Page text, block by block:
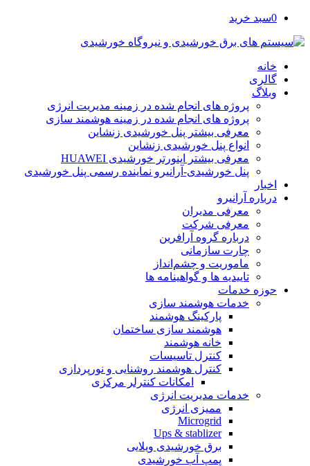
0سبد خرید
خانه
گالری
وبلاگ
پروژه های انجام شده در زمینه مدیریت انرژی
پروژه های انجام شده در زمینه هوشمند سازی
معرفی بیشتر پنل خورشیدی زنشاین
انواع پنل خورشیدی زنشاین
معرفی بیشتر اینورتر خورشیدی HUAWEI
پنل خورشیدی-آرانیرو نماینده رسمی پنل خورشیدی
اخبار
درباره آرانیرو
معرفی مدیران
معرفی شرکت
درباره گروه آرافرین
چارت سازمانی
ماموریت و چشم‌انداز
تاییدیه ها و گواهینامه ها
حوزه خدمات
خدمات هوشمند سازی
پارکینگ هوشمند
هوشمند سازی ساختمان
خانه هوشمند
کنترل تاسیسات
کنترل هوشمند روشنایی و نورپردازی
امکانات کنترلر مرکزی
خدمات مدیریت انرژی
ممیزی انرژی
Microgrid
Ups & stablizer
برق خورشیدی ویلایی
پمپ آب خورشیدی